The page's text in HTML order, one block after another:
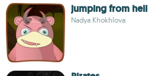
jumping from hell
Nadya Khokhlova